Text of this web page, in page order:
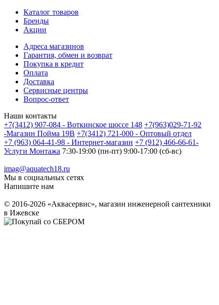
Каталог товаров
Бренды
Акции
Адреса магазинов
Гарантия, обмен и возврат
Покупка в кредит
Оплата
Доставка
Сервисные центры
Вопрос-ответ
Наши контакты
+7(3412) 907-084 - Воткинское шоссе 148 +7(963)029-71-92
-Магазин Пойма 19В +7(3412) 721-000 - Оптовый отдел
+7 (963) 064-41-98 - Интернет-магазин +7 (912) 466-66-61-
Услуги Монтажа 7:30-19:00 (пн-пт) 9:00-17:00 (сб-вс)
imag@aquatech18.ru
Мы в социальных сетях
Напишите нам
© 2016-2026 «Аквасервис», магазин инженерной сантехники
в Ижевске